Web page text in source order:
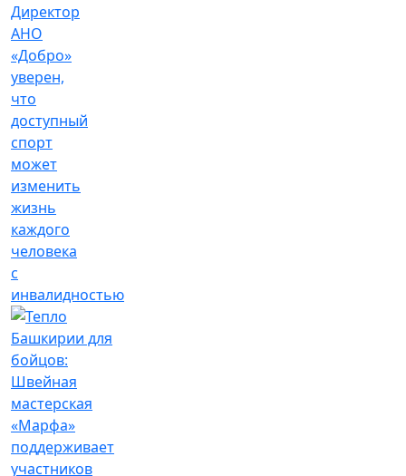
Директор
АНО
«Добро»
уверен,
что
доступный
спорт
может
изменить
жизнь
каждого
человека
с
инвалидностью